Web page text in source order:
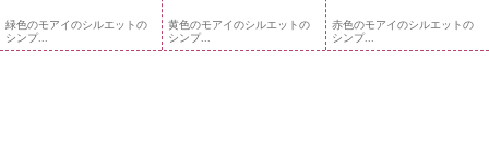
緑色のモアイのシルエットの
シンプ...
黄色のモアイのシルエットの
シンプ...
赤色のモアイのシルエットの
シンプ...